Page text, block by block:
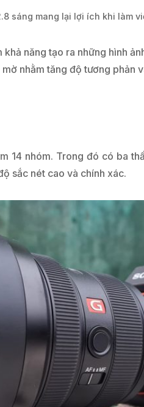
sáng mang lại lợi ích khi làm
năng tạo ra những hình
nhằm tăng độ tương phản
14 nhóm. Trong đó có ba
sắc nét cao và chính xác.